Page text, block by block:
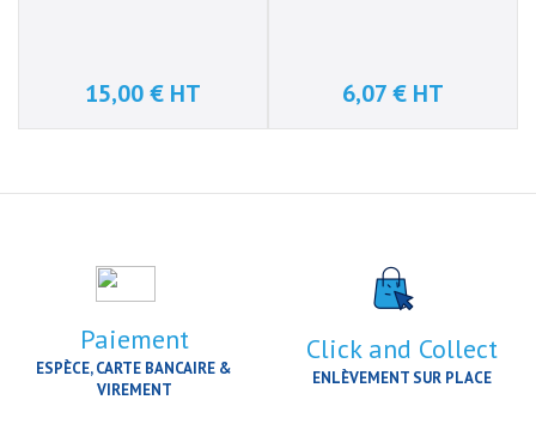
Prix
15,00 € HT Prix
6,07 € HT
Paiement
ESPÈCE, CARTE BANCAIRE &
VIREMENT
Click and Collect
ENLÈVEMENT SUR PLACE